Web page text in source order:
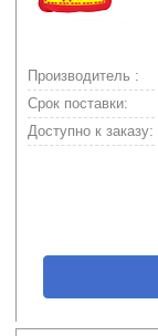
Производитель :
Срок поставки:
Доступно к заказу: